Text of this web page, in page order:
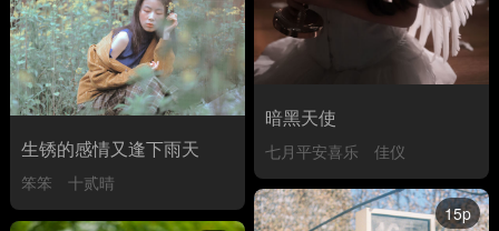
暗黑天使
七月平安喜乐 佳仪
生锈的感情又逢下雨天
笨笨
十贰晴
15p